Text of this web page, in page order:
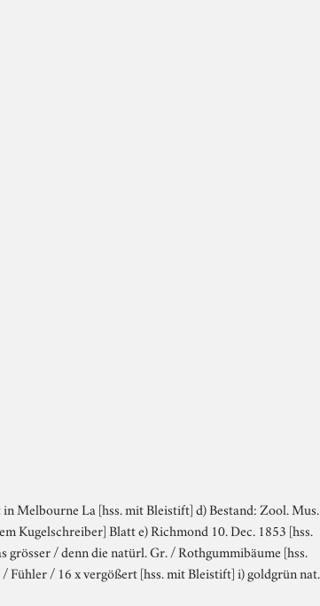
Melbourne La [hss. mit Bleistift] d) Bestand: Zool. Mus.
Kugelschreiber] Blatt e) Richmond 10. Dec. 1853 [hss.
/ denn die natürl. Gr. / Rothgummibäume [hss.
/ 16 x vergößert [hss. mit Bleistift] i) goldgrün nat.